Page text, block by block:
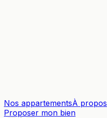
Nos appartementsÀ propos
Proposer mon bien